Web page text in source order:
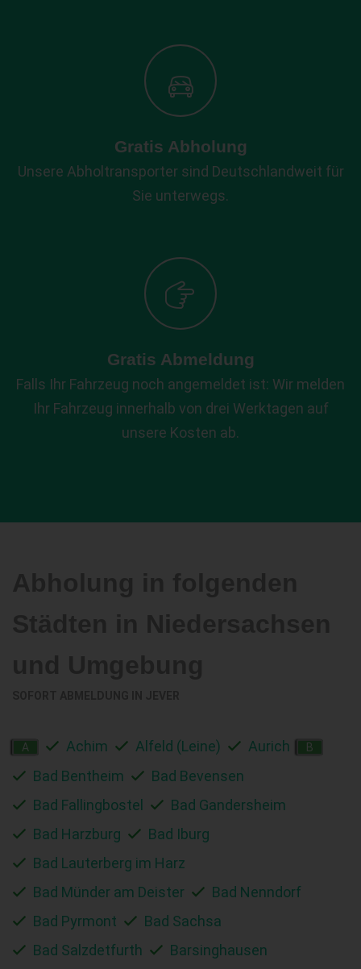
Gratis Abholung
Unsere Abholtransporter sind Deutschlandweit für
Sie unterwegs.
Gratis Abmeldung
Falls Ihr Fahrzeug noch angemeldet ist: Wir melden
Ihr Fahrzeug innerhalb von drei Werktagen auf
unsere Kosten ab.
A Achim Alfeld (Leine) Aurich B
Bad Bentheim
Bad Bevensen
Bad Fallingbostel
Bad Gandersheim
Bad Harzburg
Bad Iburg
Bad Lauterberg im Harz
Bad Münder am Deister
Bad Nenndorf
Bad Pyrmont
Bad Sachsa
Bad Salzdetfurth
Barsinghausen